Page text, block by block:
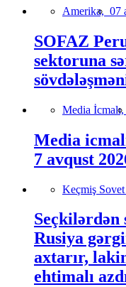
Amerika, 07
SOFAZ
sektoruna
Media İcmalı,
Media
7 avqust
Keçmiş Sovet
Seçkilərdən
Rusiya
axtarır,
ehtimalı